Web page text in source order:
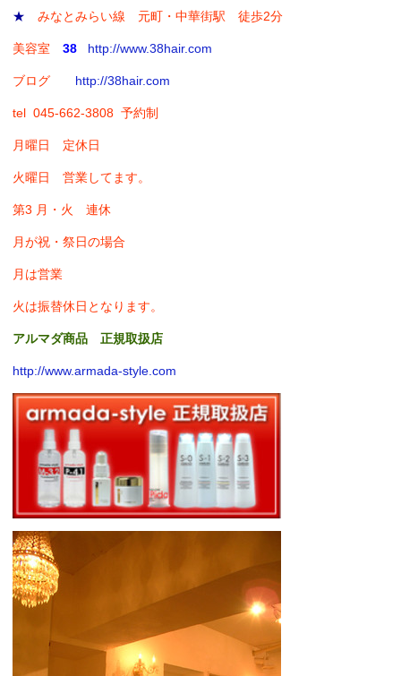
★ みなとみらい線 元町・中華街駅 徒歩2分
美容室 38 http://www.38hair.com
ブログ http://38hair.com
tel 045-662-3808 予約制
月曜日 定休日
火曜日 営業してます。
第3 月・火 連休
月が祝・祭日の場合
月は営業
火は振替休日となります。
アルマダ商品 正規取扱店
http://www.armada-style.com